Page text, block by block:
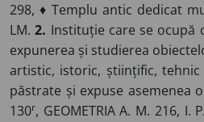
298, ♦ Templu antic dedicat
LM.2. Instituție care se ocupă
expunerea și studierea
artistic, istoric, științific,
păstrate și expuse asemenea
130r, GEOMETRIA A. M. 216, I.